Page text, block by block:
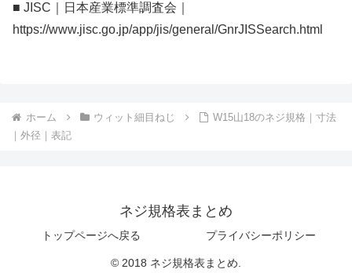
■ JISC｜日本産業標準調査会｜
https://www.jisc.go.jp/app/jis/general/GnrJISSearch.html
ホーム ウィット細目ねじ
W15山18のネジ規格｜寸法
｜外径｜表記
ネジ規格表まとめ
トップページへ戻る プライバシーポリシー
© 2018 ネジ規格表まとめ.